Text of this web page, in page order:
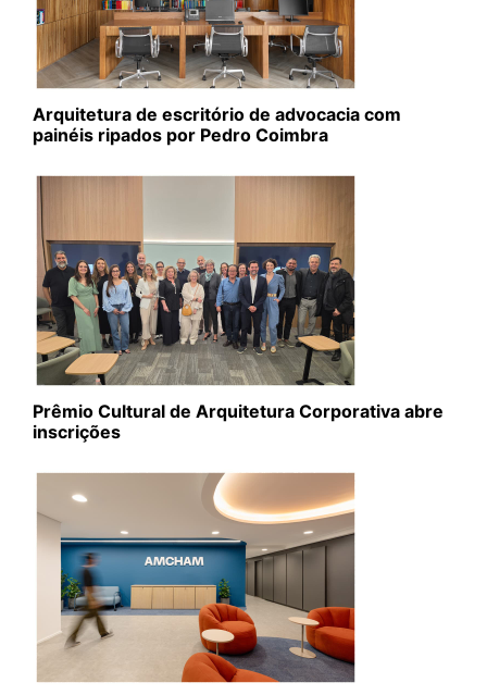
Arquitetura de escritório de advocacia com
painéis ripados por Pedro Coimbra
Prêmio Cultural de Arquitetura Corporativa abre
inscrições